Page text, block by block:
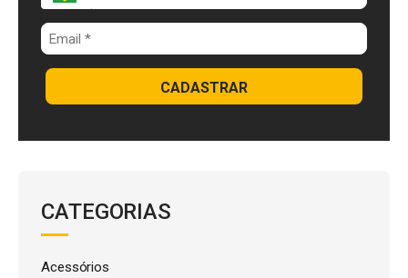
CADASTRAR
CATEGORIAS
Acessórios